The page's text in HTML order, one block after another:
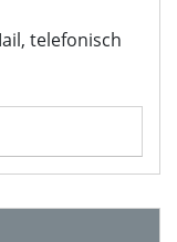
telefonisch